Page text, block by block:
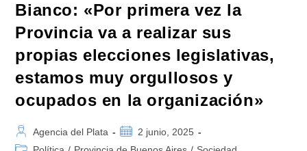
Bianco: «Por primera vez la
Provincia va a realizar sus
propias elecciones legislativas,
estamos muy orgullosos y
ocupados en la organización»
Autor
de
Agencia del Plata
Publicación
de
2 junio, 2025